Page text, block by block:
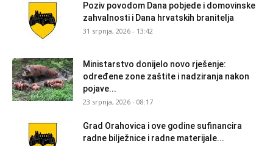
Poziv povodom Dana pobjede i domovinske
zahvalnosti i Dana hrvatskih branitelja
31 srpnja, 2026 - 13:42
Ministarstvo donijelo novo rješenje:
određene zone zaštite i nadziranja nakon
pojave...
23 srpnja, 2026 - 08:17
Grad Orahovica i ove godine sufinancira
radne bilježnice i radne materijale...